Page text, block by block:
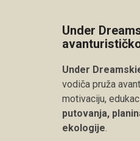
Under
Under
vodiča pruža
motivaciju,
putovanja,
ekologije.